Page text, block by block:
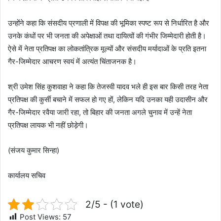
उन्होंने कहा कि संसदीय प्रणाली में विपक्ष की भूमिका स्पष्ट रूप से निर्धारित है और
उनके कंधों पर भी जनता की अपेक्षाओं तथा दायित्वों की गंभीर जिम्मेदारी होती है।
ऐसे में नेता प्रतिपक्ष का लोकतांत्रिक मूल्यों और संसदीय मर्यादाओं के प्रति इतना
गैर-जिम्मेदार आचरण स्वयं में अत्यंत चिंताजनक है।
श्री उमेश सिंह कुशवाहा ने कहा कि तेजस्वी यादव भले ही इस बार किसी तरह नेता
प्रतिपक्ष की कुर्सी बचाने में सफल हो गए हों, लेकिन यदि उनका यही उदासीन और
गैर-जिम्मेदार रवैया जारी रहा, तो बिहार की जनता अगले चुनाव में उन्हें नेता
प्रतिपक्ष लायक भी नहीं छोड़ेगी।
(संजय कुमार सिन्हा)
कार्यालय सचिव
2/5 - (1 vote)
Post Views: 57